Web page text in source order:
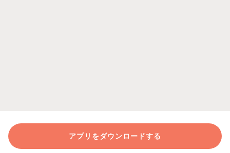
アプリをダウンロードする